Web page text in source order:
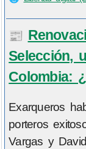
📰
Selección,
Colombia:
Exarqueros
porteros
Vargas y